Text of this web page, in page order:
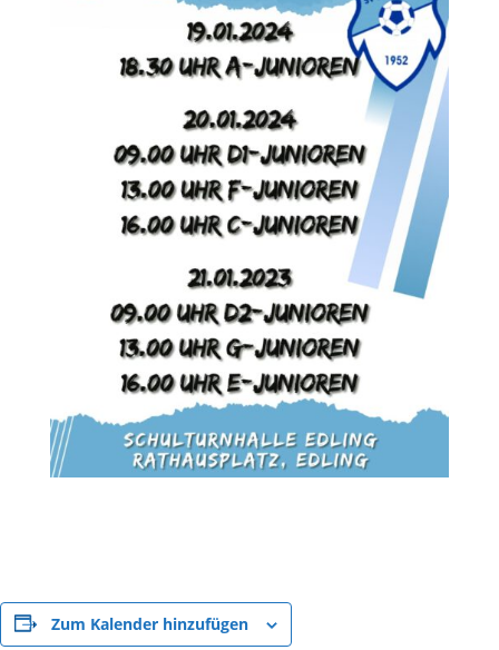
Zum Kalender hinzufügen